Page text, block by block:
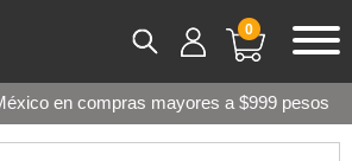
0
en compras mayores a $999 pesos